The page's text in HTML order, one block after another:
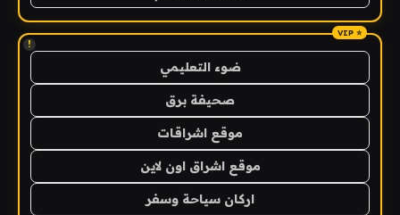
!
ضوء التعليمي
صحيفة برق
موقع اشراقات
موقع اشراق اون لاين
اركان سياحة وسفر